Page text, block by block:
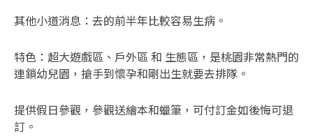
其他小道消息：去的前半年比較容易生病。
特色：超大遊戲區、戶外區 和 生態區，是桃園非常熱門的
連鎖幼兒園，搶手到懷孕和剛出生就要去排隊。
提供假日參觀，參觀送繪本和蠟筆，可付訂金如後悔可退
訂。